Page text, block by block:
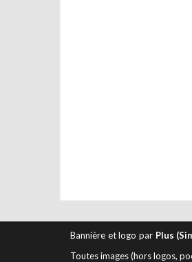
Bannière et logo par Plus
Toutes images (hors logos,